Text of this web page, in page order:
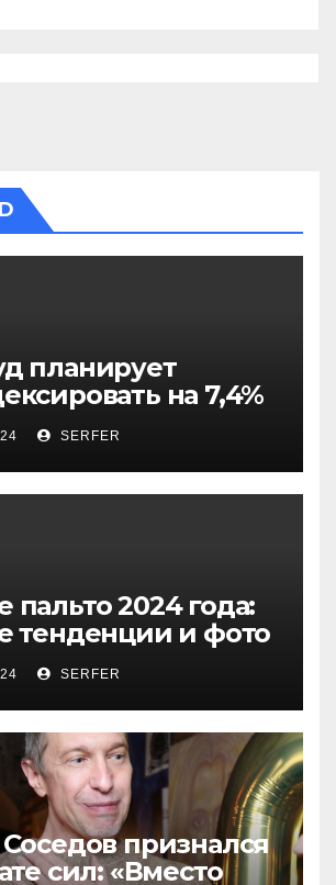
планирует
на 7,4%
выплат и
SERFER
2024 года:
тенденции и фото
SERFER
признался
сил: «Вместо